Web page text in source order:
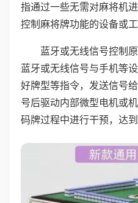
指通过一些无需对麻将机
控制麻将牌功能的设备或工
蓝牙或无线信号控制
蓝牙或无线信号与手机等
好牌型等指令，发送信号
号后驱动内部微型电机或
码牌过程中进行干预，达到